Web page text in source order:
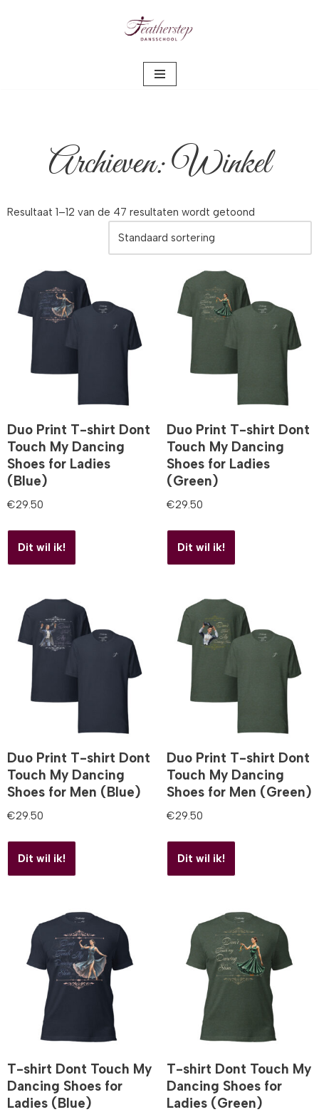
Archieven: Winkel
Resultaat 1–12 van de 47 resultaten wordt getoond
Duo Print T-shirt Dont
Touch My Dancing
Shoes for Ladies
(Blue)
€29.50
Dit wil ik!
Duo Print T-shirt Dont
Touch My Dancing
Shoes for Ladies
(Green)
€29.50
Dit wil ik!
Duo Print T-shirt Dont
Touch My Dancing
Shoes for Men (Blue)
€29.50
Dit wil ik!
Duo Print T-shirt Dont
Touch My Dancing
Shoes for Men (Green)
€29.50
Dit wil ik!
T-shirt Dont Touch My
Dancing Shoes for
Ladies (Blue)
T-shirt Dont Touch My
Dancing Shoes for
Ladies (Green)